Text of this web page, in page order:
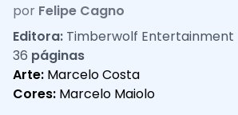
por Felipe Cagno
Editora: Timberwolf Entertainment
36 páginas
Arte: Marcelo Costa
Cores: Marcelo Maiolo